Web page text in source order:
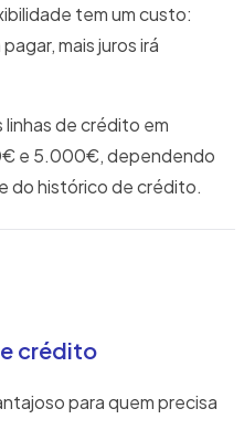
tem um custo:
mais juros irá
de crédito em
e 5.000€, dependendo
do histórico de crédito.
crédito
para quem precisa